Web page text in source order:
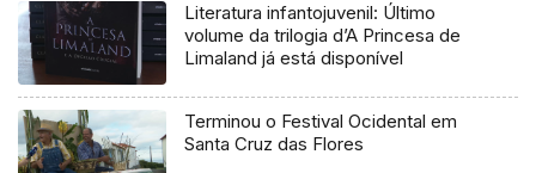
Literatura infantojuvenil: Último
volume da trilogia d’A Princesa de
Limaland já está disponível
Terminou o Festival Ocidental em
Santa Cruz das Flores